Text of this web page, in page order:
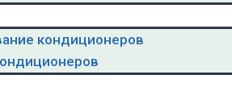
кондиционеров